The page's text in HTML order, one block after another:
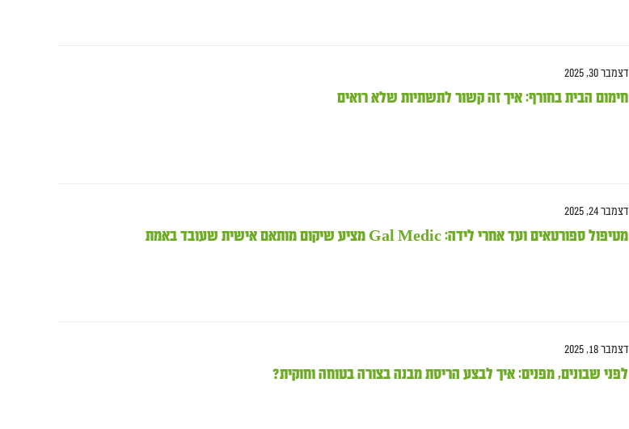
דצמבר 30, 2025
חימום הבית בחורף: איך זה קשור לתשתיות שלא רואים
דצמבר 24, 2025
מטיפול ספורטאים ועד אחרי לידה: Gal Medic מציע שיקום מותאם אישית שעובד באמת
דצמבר 18, 2025
לפני שבונים, מפנים: איך לבצע הריסת מבנה בצורה בטוחה וחוקית?